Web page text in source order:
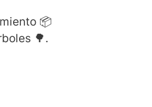
📦
🌳.